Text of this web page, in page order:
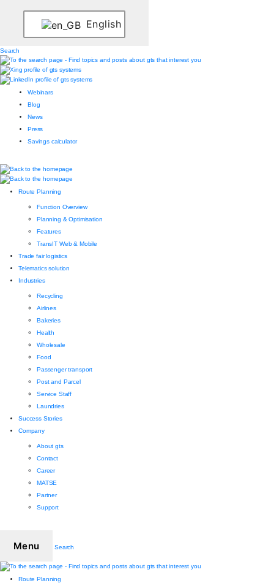
English
Search
Webinars
Blog
News
Press
Savings calculator
Route Planning
Function Overview
Planning & Optimisation
Features
TransIT Web & Mobile
Trade fair logistics
Telematics solution
Industries
Recycling
Airlines
Bakeries
Health
Wholesale
Food
Passenger transport
Post and Parcel
Service Staff
Laundries
Success Stories
Company
About gts
Contact
Career
MATSE
Partner
Support
Menu Search
Route Planning